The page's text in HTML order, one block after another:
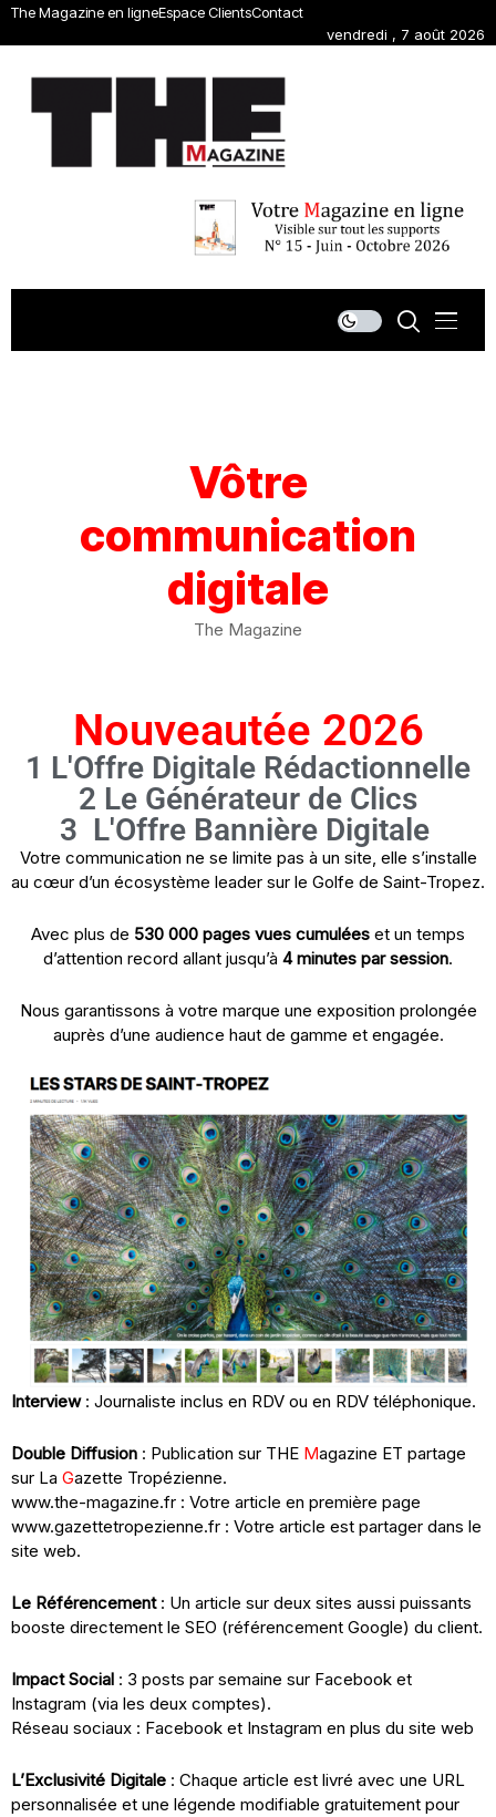
The Magazine en ligneEspace ClientsContact
vendredi , 7 août 2026
Vôtre
communication
digitale
The Magazine
Nouveautée 2026
1 L'Offre Digitale Rédactionnelle
2 Le Générateur de Clics
3 L'Offre Bannière Digitale
Votre communication ne se limite pas à un site, elle s’installe
au cœur d’un écosystème leader sur le Golfe de Saint-Tropez.
Avec plus de 530 000 pages vues cumulées et un temps
d’attention record allant jusqu’à 4 minutes par session.
Nous garantissons à votre marque une exposition prolongée
auprès d’une audience haut de gamme et engagée.
Interview: Journaliste inclus en RDV ou en RDV téléphonique.
Double Diffusion : Publication sur THE Magazine ET partage
sur La Gazette Tropézienne.
www.the-magazine.fr : Votre article en première page
www.gazettetropezienne.fr : Votre article est partager dans le
site web.
Le Référencement: Un article sur deux sites aussi puissants
booste directement le SEO (référencement Google) du client.
Impact Social : 3 posts par semaine sur Facebook et
Instagram (via les deux comptes).
Réseau sociaux : Facebook et Instagram en plus du site web
L’Exclusivité Digitale : Chaque article est livré avec une URL
personnalisée et une légende modifiable gratuitement pour